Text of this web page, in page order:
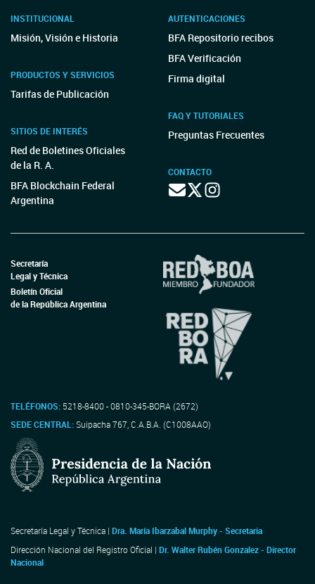
INSTITUCIONAL
Misión, Visión e Historia
PRODUCTOS Y SERVICIOS
Tarifas de Publicación
SITIOS DE INTERÉS
Red de Boletines Oficiales
de la R. A.
BFA Blockchain Federal
Argentina
AUTENTICACIONES
BFA Repositorio recibos
BFA Verificación
Firma digital
FAQ Y TUTORIALES
Preguntas Frecuentes
CONTACTO
Secretaría
Legal y Técnica
Boletín Oficial
de la República Argentina
TELÉFONOS: 5218-8400 - 0810-345-BORA (2672)
SEDE CENTRAL:Suipacha 767, C.A.B.A. (C1008AAO)
Secretaría Legal y Técnica | Dra. María Ibarzabal Murphy - Secretaria
Dirección Nacional del Registro Oficial | Dr. Walter Rubén Gonzalez - Director
Nacional